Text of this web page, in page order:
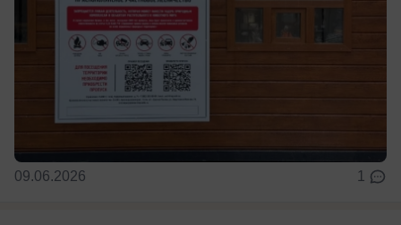
09.06.2026 1